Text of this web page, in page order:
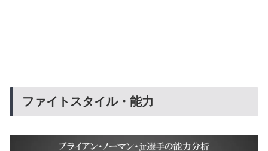
ファイトスタイル・能力